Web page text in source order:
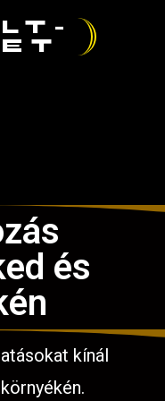
és
kínál